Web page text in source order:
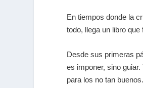
En tiempos donde la
todo, llega un libro
Desde sus primeras
es imponer, sino
para los no tan buenos.